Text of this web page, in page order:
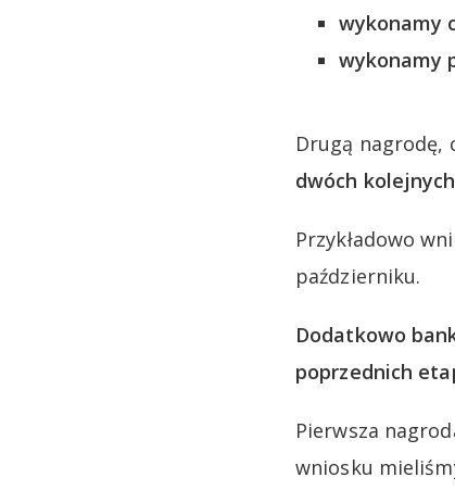
wykonamy
wykonamy
Drugą nagrodę,
dwóch
Przykładowo
październiku.
Dodatkowo
poprzednich
Pierwsza
wniosku